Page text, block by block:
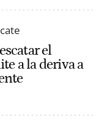
el
a la deriva a